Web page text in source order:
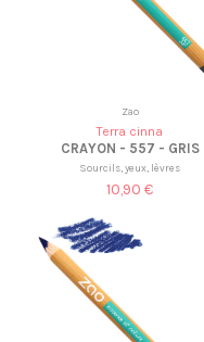
Zao
Terra cinna
CRAYON - 557 - GRIS
Sourcils, yeux, lèvres
10,90 €